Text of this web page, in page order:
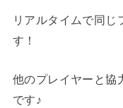
リアルタイムで同じ
す！
他のプレイヤーと協
です♪